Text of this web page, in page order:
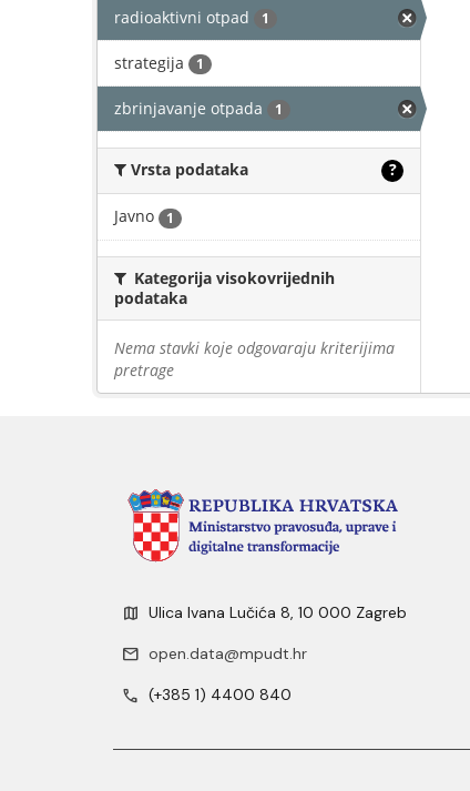
radioaktivni otpad 1
strategija 1
zbrinjavanje otpada 1
Vrsta podataka ?
Javno 1
Kategorija visokovrijednih
podataka
Nema stavki koje odgovaraju kriterijima
pretrage